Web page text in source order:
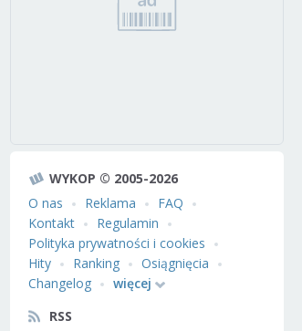
WYKOP © 2005-2026
O nas
Reklama
FAQ
Kontakt
Regulamin
Polityka prywatności i cookies
Hity
Ranking
Osiągnięcia
Changelog
więcej
RSS